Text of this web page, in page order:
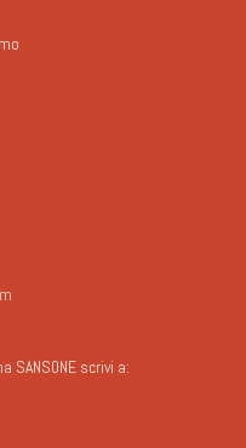
scrivi a: